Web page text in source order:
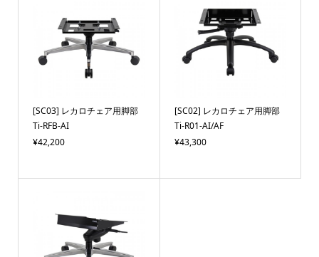
[SC03] レカロチェア用脚部
Ti-RFB-AI
¥42,200
[SC02] レカロチェア用脚部
Ti-R01-AI/AF
¥43,300